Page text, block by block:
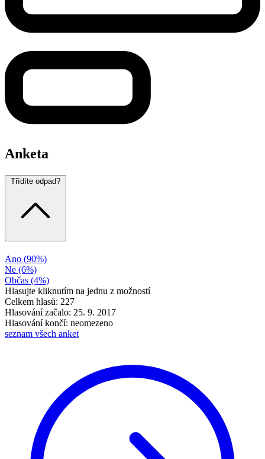
Anketa
Třídíte odpad?
Ano (90%)
Ne (6%)
Občas (4%)
Hlasujte kliknutím na jednu z možností
Celkem hlasů: 227
Hlasování začalo: 25. 9. 2017
Hlasování končí: neomezeno
seznam všech anket